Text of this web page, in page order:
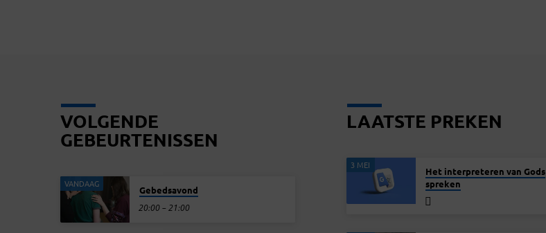
VOLGENDE
GEBEURTENISSEN
VANDAAG
Gebedsavond
20:00 – 21:00
LAATSTE PREKEN
3 MEI
Het interpreteren van Gods
spreken